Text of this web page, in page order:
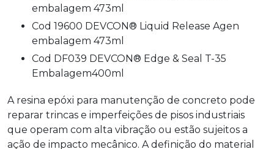
embalagem 473ml
Cod 19600 DEVCON® Liquid Release Agen
embalagem 473ml
Cod DF039 DEVCON® Edge & Seal T-35
Embalagem400ml
A resina epóxi para manutenção de concreto pode
reparar trincas e imperfeições de pisos industriais
que operam com alta vibração ou estão sujeitos a
ação de impacto mecânico. A definição do material